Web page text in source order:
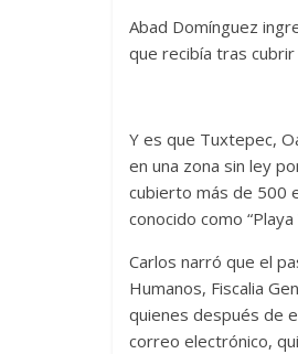
Abad Domínguez
que recibía tras
Y es que Tuxtepec,
en una zona sin ley
cubierto más de 500
conocido como “Playa
Carlos narró que el
Humanos, Fiscalia
quienes después de
correo electrónico,